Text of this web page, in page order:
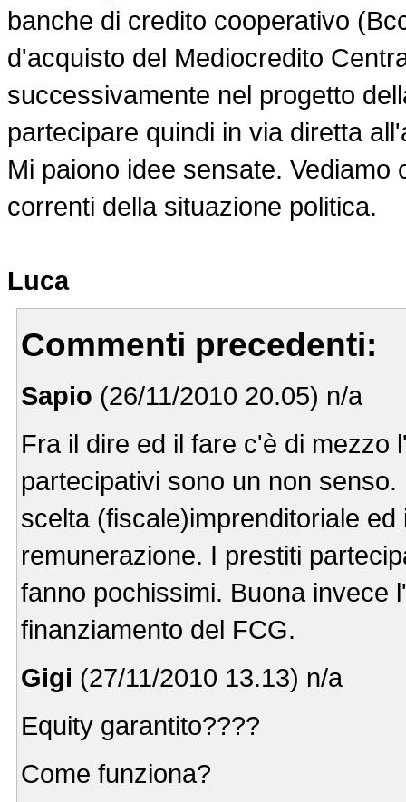
banche di credito cooperativo
d'acquisto del Mediocredito
successivamente nel progetto
partecipare quindi in via diretta
Mi paiono idee sensate.
correnti della situazione politica.
Luca
Commenti precedenti:
Sapio (26/11/2010 20.05) n/a
Fra il dire ed il fare c'è di mezzo
partecipativi sono un non
scelta (fiscale)imprenditoriale
remunerazione. I prestiti
fanno pochissimi. Buona invece
finanziamento del FCG.
Gigi (27/11/2010 13.13) n/a
Equity garantito????
Come funziona?